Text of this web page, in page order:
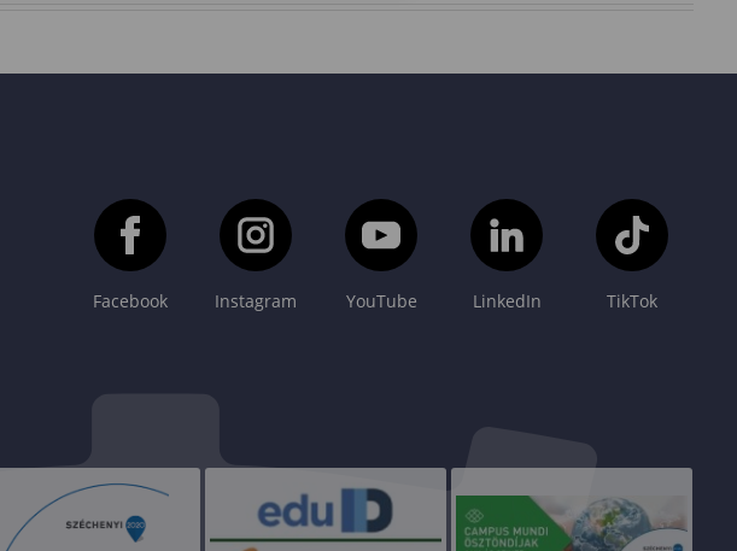
Facebook Instagram YouTube LinkedIn TikTok